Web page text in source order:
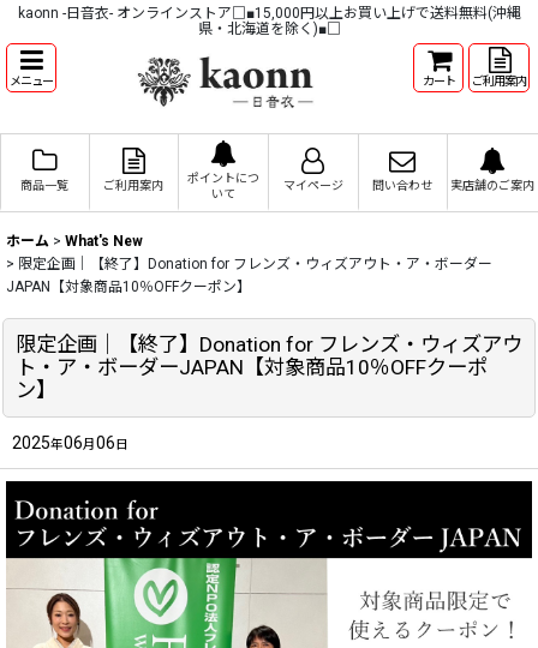
kaonn -日音衣- オンラインストア□■15,000円以上お買い上げで送料無料(沖縄
県・北海道を除く)■□
メニュー カート ご利用案内
商品一覧 ご利用案内
ポイントにつ
いて
マイページ 問い合わせ 実店舗のご案内
ホーム > What's New
> 限定企画｜【終了】Donation for フレンズ・ウィズアウト・ア・ボーダー
JAPAN【対象商品10％OFFクーポン】
限定企画｜【終了】Donation for フレンズ・ウィズアウ
ト・ア・ボーダーJAPAN【対象商品10％OFFクーポ
ン】
2025年06月06日